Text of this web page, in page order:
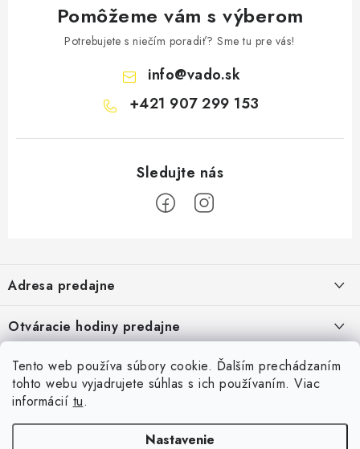
Tento web používa súbory cookie. Ďalším prechádzaním
tohto webu vyjadrujete súhlas s ich používaním. Viac
informácií tu.
Nastavenie
Pomôžeme vám s výberom
Potrebujete s niečím poradiť? Sme tu pre vás!
info@vado.sk
+421 907 299 153
p
ä
t
Adresa predajne
Pekárska 4, 941 31 Dvory nad Žitavou
Pozrite si Google mapu
Pozrieť detail mapy »
Otváracie hodiny predajne
Sobota, Nedeľa: Zatvorené
Informácie pre Vás
Napíšte nám
Obchodné podmienky
Ochrana osobných údajov
Facebook